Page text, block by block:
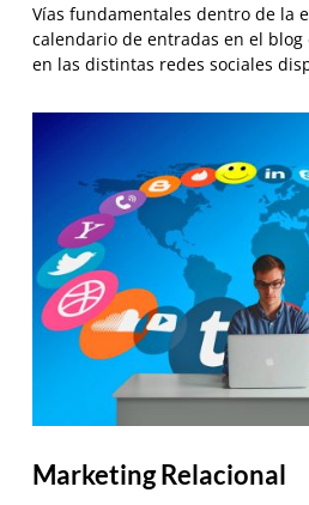
Vías fundamentales dentro de la
calendario de entradas en el
en las distintas redes sociales
Marketing Relacional